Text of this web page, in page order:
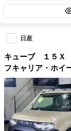
日産
キューブ １５Ｘ
フキャリア・ホイ
グＴＶ・ＤＶＤ・
禁煙車